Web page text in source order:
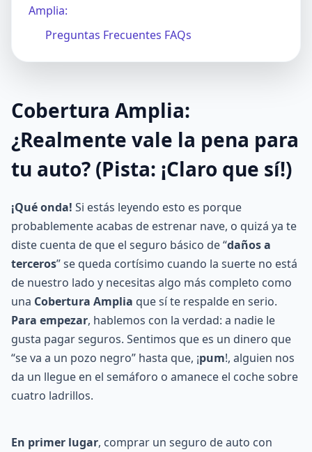
Amplia:
Preguntas Frecuentes FAQs
Cobertura Amplia:
¿Realmente vale la pena para
tu auto? (Pista: ¡Claro que sí!)
¡Qué onda! Si estás leyendo esto es porque
probablemente acabas de estrenar nave, o quizá ya te
diste cuenta de que el seguro básico de “daños a
terceros” se queda cortísimo cuando la suerte no está
de nuestro lado y necesitas algo más completo como
una Cobertura Amplia que sí te respalde en serio.
Para empezar, hablemos con la verdad: a nadie le
gusta pagar seguros. Sentimos que es un dinero que
“se va a un pozo negro” hasta que, ¡pum!, alguien nos
da un llegue en el semáforo o amanece el coche sobre
cuatro ladrillos.
En primer lugar, comprar un seguro de auto con